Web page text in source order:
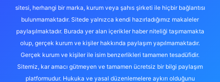
sitesi, herhangi bir marka, kurum veya şahıs şirketi ile hiçbir bağlantısı
bulunmamaktadır. Sitede yalnızca kendi hazırladığımız makaleler
paylaşılmaktadır. Burada yer alan içerikler haber niteliği taşımamakta
olup, gerçek kurum ve kişiler hakkında paylaşım yapılmamaktadır.
Gerçek kurum ve kişiler ile isim benzerlikleri tamamen tesadüfidir.
Sitemiz, kar amacı gütmeyen ve tamamen ücretsiz bir bilgi paylaşım
platformudur. Hukuka ve yasal düzenlemelere aykırı olduğunu